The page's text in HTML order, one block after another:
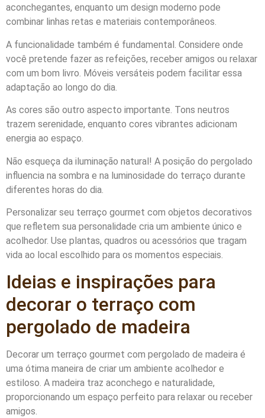
aconchegantes, enquanto um design moderno pode
combinar linhas retas e materiais contemporâneos.
A funcionalidade também é fundamental. Considere onde
você pretende fazer as refeições, receber amigos ou relaxar
com um bom livro. Móveis versáteis podem facilitar essa
adaptação ao longo do dia.
As cores são outro aspecto importante. Tons neutros
trazem serenidade, enquanto cores vibrantes adicionam
energia ao espaço.
Não esqueça da iluminação natural! A posição do pergolado
influencia na sombra e na luminosidade do terraço durante
diferentes horas do dia.
Personalizar seu terraço gourmet com objetos decorativos
que refletem sua personalidade cria um ambiente único e
acolhedor. Use plantas, quadros ou acessórios que tragam
vida ao local escolhido para os momentos especiais.
Ideias e inspirações para
decorar o terraço com
pergolado de madeira
Decorar um terraço gourmet com pergolado de madeira é
uma ótima maneira de criar um ambiente acolhedor e
estiloso. A madeira traz aconchego e naturalidade,
proporcionando um espaço perfeito para relaxar ou receber
amigos.